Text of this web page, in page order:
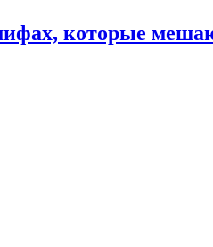
которые